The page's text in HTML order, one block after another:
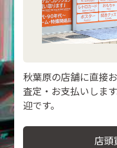
秋葉原の店舗に直接
査定・お支払いしま
迎です。
店頭